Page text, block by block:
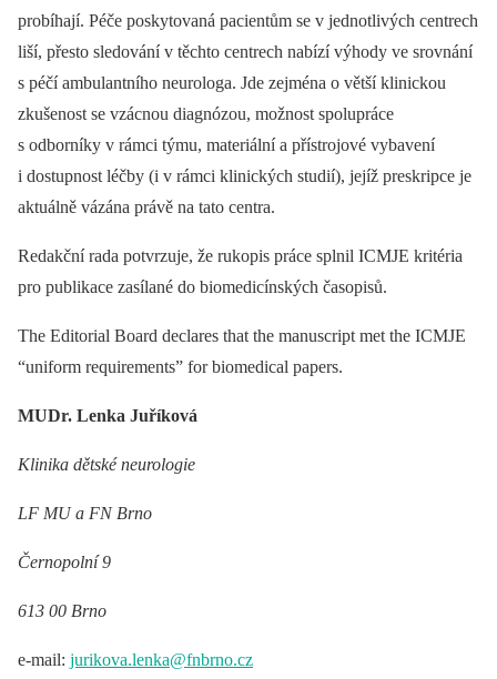
probíhají. Péče poskytovaná pacientům se v jednotlivých centrech
liší, přesto sledování v těchto centrech nabízí výhody ve srovnání
s péčí ambulantního neurologa. Jde zejména o větší klinickou
zkušenost se vzácnou dia­gnózou, možnost spolupráce
s odborníky v rámci týmu, materiální a přístrojové vybavení
i dostupnost léčby (i v rámci klinických studií), jejíž preskripce je
aktuálně vázána právě na tato centra.
Redakční rada potvrzuje, že rukopis práce splnil ICMJE kritéria
pro publikace zasílané do biomedicínských časopisů.
The Editorial Board declares that the manu­script met the ICMJE
“uniform requirements” for biomedical papers.
MUDr. Lenka Juříková
Klinika dětské neurologie
LF MU a FN Brno
Černopolní 9
613 00 Brno
e-mail: jurikova.lenka@fnbrno.cz